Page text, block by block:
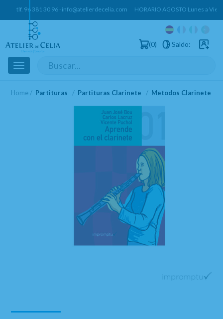
tlf. 96 381 30 96 · info@atelierdecelia.com HORARIO AGOSTO Lunes a
0 Saldo:
Toggle
navigation
Home Partituras Partituras Clarinete Metodos Clarinete